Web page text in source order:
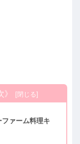
ァーム料理キ